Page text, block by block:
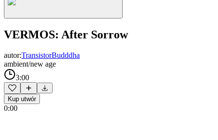
VERMOS: After Sorrow
autor:TransistorBudddha
ambient/new age
3:00
Kup utwór
0:00